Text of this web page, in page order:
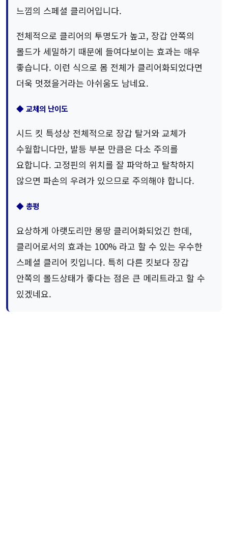
느낌의 스페셜 클리어입니다.
전체적으로 클리어의 투명도가 높고, 장갑 안쪽의
몰드가 세밀하기 때문에 들여다보이는 효과는 매우
좋습니다. 이런 식으로 몸 전체가 클리어화되었다면
더욱 멋졌을거라는 아쉬움도 남네요.
◆ 교체의 난이도
시드 킷 특성상 전체적으로 장갑 탈거와 교체가
수월합니다만, 발등 부분 만큼은 다소 주의를
요합니다. 고정핀의 위치를 잘 파악하고 탈착하지
않으면 파손의 우려가 있으므로 주의해야 합니다.
◆ 총평
요상하게 아랫도리만 몽땅 클리어화되었긴 한데,
클리어로서의 효과는 100% 라고 할 수 있는 우수한
스페셜 클리어 킷입니다. 특히 다른 킷보다 장갑
안쪽의 몰드상태가 좋다는 점은 큰 메리트라고 할 수
있겠네요.